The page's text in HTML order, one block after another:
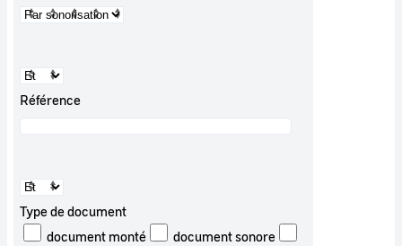
Référence
Type de document
document monté
document sonore